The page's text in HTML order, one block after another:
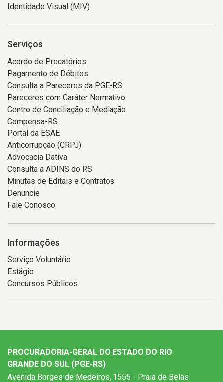
Identidade Visual (MIV)
Serviços
Acordo de Precatórios
Pagamento de Débitos
Consulta a Pareceres da PGE-RS
Pareceres com Caráter Normativo
Centro de Conciliação e Mediação
Compensa-RS
Portal da ESAE
Anticorrupção (CRPJ)
Advocacia Dativa
Consulta a ADINS do RS
Minutas de Editais e Contratos
Denuncie
Fale Conosco
Informações
Serviço Voluntário
Estágio
Concursos Públicos
PROCURADORIA-GERAL DO ESTADO DO RIO
GRANDE DO SUL (PGE-RS)
Avenida Borges de Medeiros, 1555 - Praia de Belas